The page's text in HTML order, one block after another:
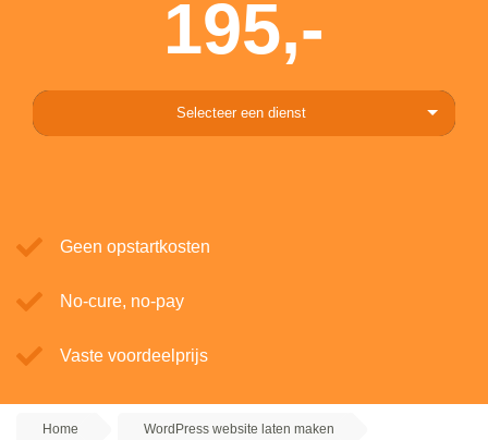
195,-
Selecteer een dienst
Geen opstartkosten
No-cure, no-pay
Vaste voordeelprijs
Home WordPress website laten maken